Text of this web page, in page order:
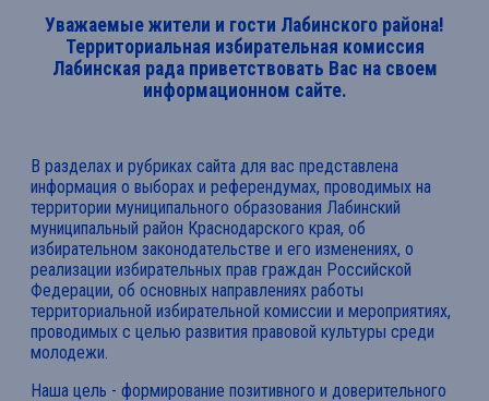
Уважаемые жители и гости Лабинского района!
Территориальная избирательная комиссия
Лабинская рада приветствовать Вас на своем
информационном сайте.
В разделах и рубриках сайта для вас представлена
информация о выборах и референдумах, проводимых на
территории муниципального образования Лабинский
муниципальный район Краснодарского края, об
избирательном законодательстве и его изменениях, о
реализации избирательных прав граждан Российской
Федерации, об основных направлениях работы
территориальной избирательной комиссии и мероприятиях,
проводимых с целью развития правовой культуры среди
молодежи.
Наша цель - формирование позитивного и доверительного